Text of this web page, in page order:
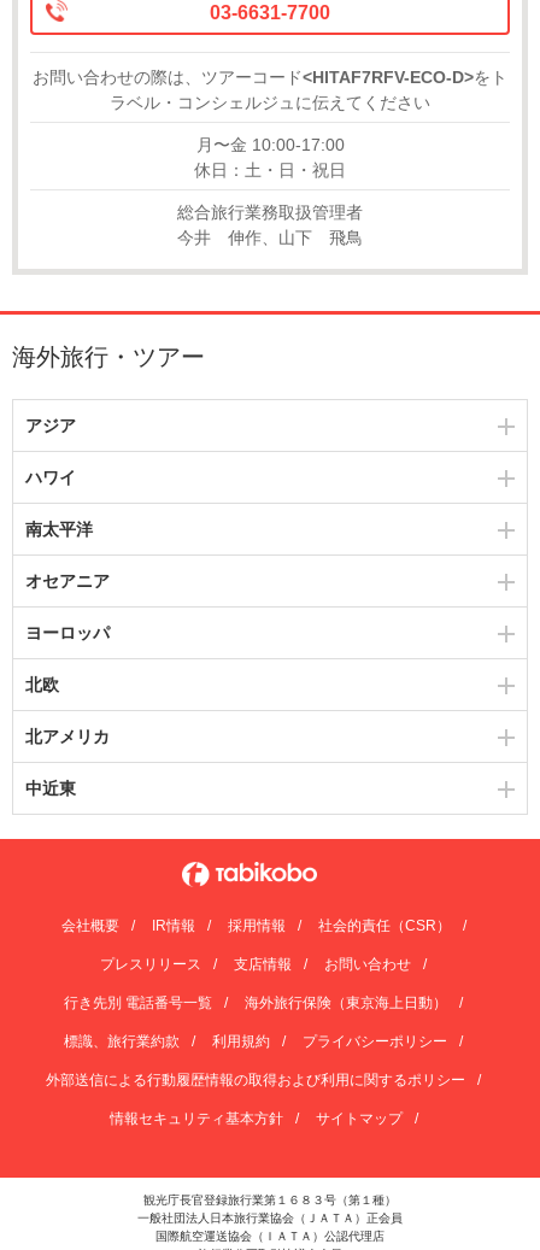
03-6631-7700
お問い合わせの際は、ツアーコード<HITAF7RFV-ECO-D>をト
ラベル・コンシェルジュに伝えてください
月〜金 10:00-17:00
休日：土・日・祝日
総合旅行業務取扱管理者
今井 伸作、山下 飛鳥
海外旅行・ツアー
アジア
ハワイ
南太平洋
オセアニア
ヨーロッパ
北欧
北アメリカ
中近東
会社概要 IR情報 採用情報 社会的責任（CSR）
プレスリリース 支店情報 お問い合わせ
行き先別 電話番号一覧 海外旅行保険（東京海上日動）
標識、旅行業約款 利用規約 プライバシーポリシー
外部送信による行動履歴情報の取得および利用に関するポリシー
情報セキュリティ基本方針 サイトマップ
観光庁長官登録旅行業第１６８３号（第１種）
一般社団法人日本旅行業協会（ＪＡＴＡ）正会員
国際航空運送協会（ＩＡＴＡ）公認代理店